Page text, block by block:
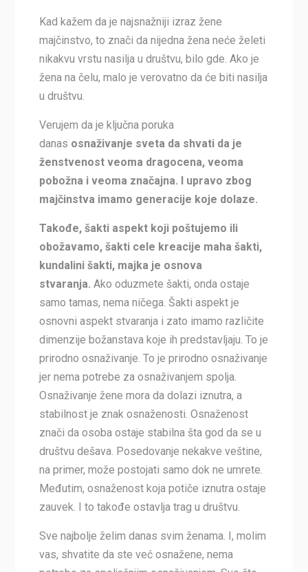
Kad kažem da je najsnažniji izraz žene
majčinstvo, to znači da nijedna žena neće želeti
nikakvu vrstu nasilja u društvu, bilo gde. Ako je
žena na čelu, malo je verovatno da će biti nasilja
u društvu.
Verujem da je ključna poruka
danas osnaživanje sveta da shvati da je
ženstvenost veoma dragocena, veoma
pobožna i veoma značajna. I upravo zbog
majčinstva imamo generacije koje dolaze.
Takođe, šakti aspekt koji poštujemo ili
obožavamo, šakti cele kreacije maha šakti,
kundalini šakti, majka je osnova
stvaranja. Ako oduzmete šakti, onda ostaje
samo tamas, nema ničega. Šakti aspekt je
osnovni aspekt stvaranja i zato imamo različite
dimenzije božanstava koje ih predstavljaju. To je
prirodno osnaživanje. To je prirodno osnaživanje
jer nema potrebe za osnaživanjem spolja.
Osnaživanje žene mora da dolazi iznutra, a
stabilnost je znak osnaženosti. Osnaženost
znači da osoba ostaje stabilna šta god da se u
društvu dešava. Posedovanje nekakve veštine,
na primer, može postojati samo dok ne umrete.
Međutim, osnaženost koja potiče iznutra ostaje
zauvek. I to takođe ostavlja trag u društvu.
Sve najbolje želim danas svim ženama. I, molim
vas, shvatite da ste već osnažene, nema